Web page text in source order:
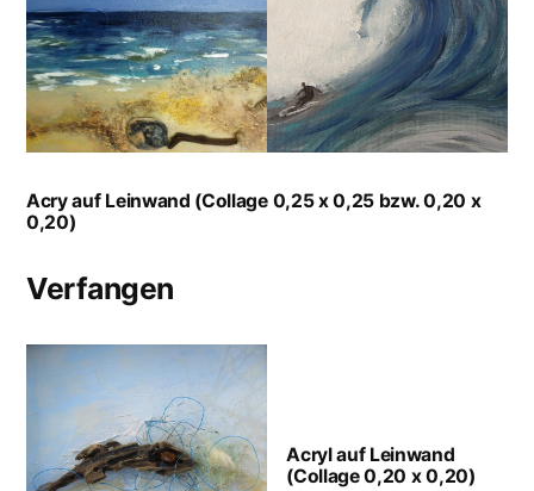
Acry auf Leinwand (Collage 0,25 x 0,25 bzw. 0,20 x
0,20)
Verfangen
Acryl auf Leinwand
(Collage 0,20 x 0,20)